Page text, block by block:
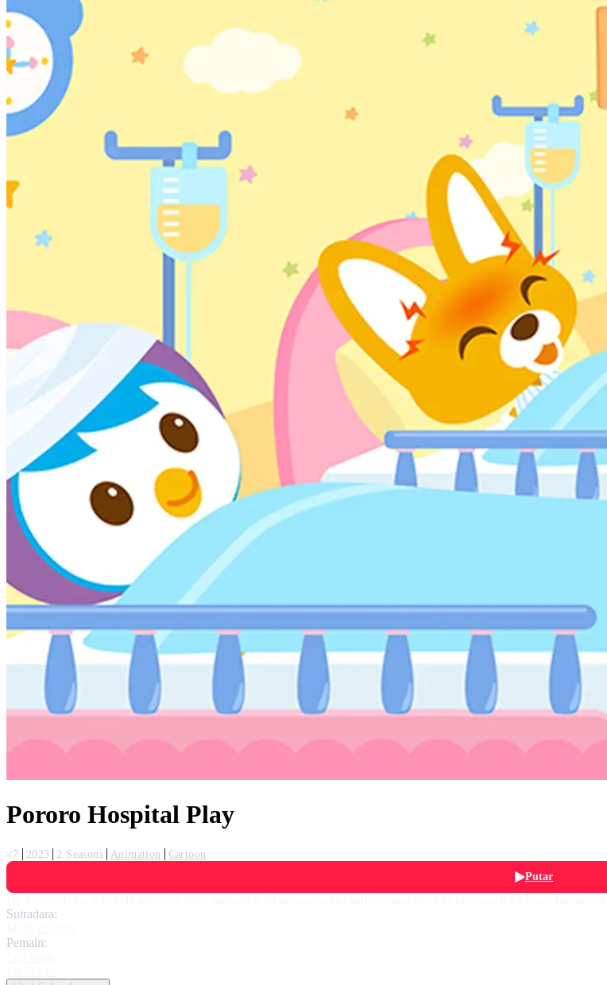
Pororo Hospital Play
<7 2023 2 Seasons Animation
Cartoon
Putar
Sutradara:
Pemain: